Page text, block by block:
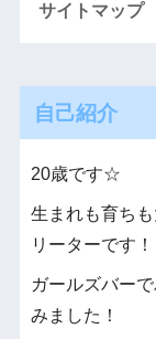
サイトマップ
自己紹介
20歳です☆
生まれも育ち
リーターです！
ガールズバー
みました！